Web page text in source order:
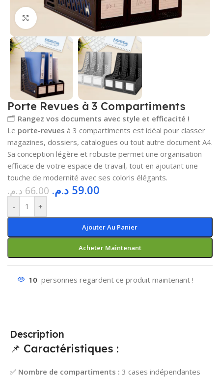
Cliquez pour agrandir
Porte Revues à 3 Compartiments
🗂️ Rangez vos documents avec style et efficacité !
Le porte-revues à 3 compartiments est idéal pour classer
magazines, dossiers, catalogues ou tout autre document A4.
Sa conception légère et robuste permet une organisation
efficace de votre espace de travail, tout en ajoutant une
touche de modernité avec ses coloris élégants.
66.00د.م. 59.00 د.م.
- +
Ajouter Au Panier
Acheter Maintenant
10 personnes regardent ce produit maintenant !
Description
📌 Caractéristiques :
✅ Nombre de compartiments : 3 cases indépendantes